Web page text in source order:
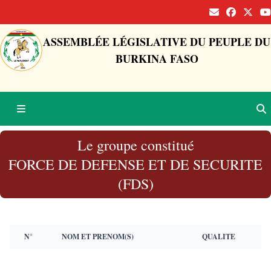
ASSEMBLÉE LÉGISLATIVE DU PEUPLE DU
BURKINA FASO
Le groupe constitué
FORCE DE DEFENSE ET DE SECURITE
(FDS)
N° NOM ET PRENOM(S) QUALITE